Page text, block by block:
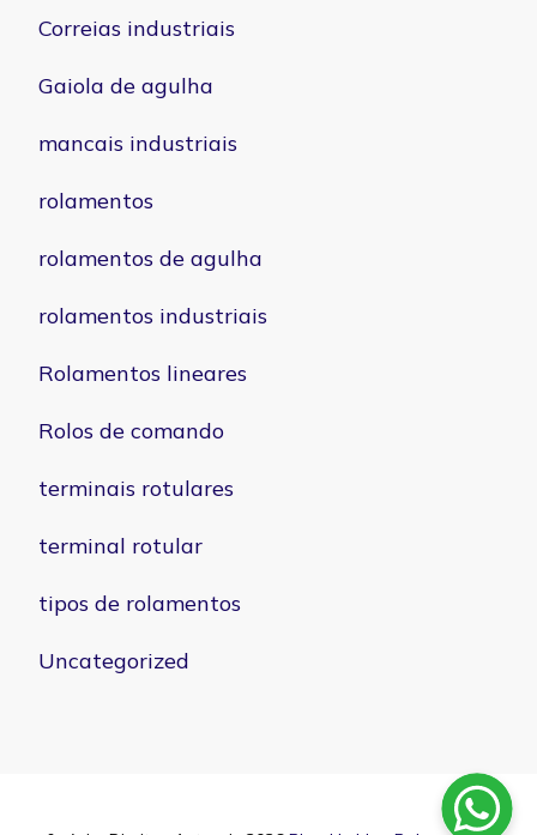
Correias industriais
Gaiola de agulha
mancais industriais
rolamentos
rolamentos de agulha
rolamentos industriais
Rolamentos lineares
Rolos de comando
terminais rotulares
terminal rotular
tipos de rolamentos
Uncategorized